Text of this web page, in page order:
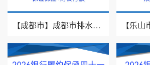
【成都市】成都市排水有限责任公司/投标保证保险/2026银行投标保函十三